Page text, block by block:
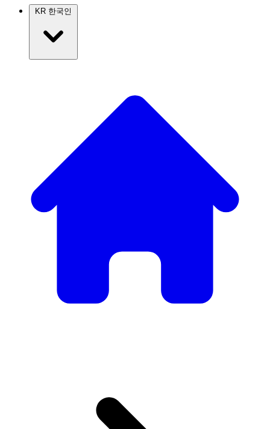
KR 한국인